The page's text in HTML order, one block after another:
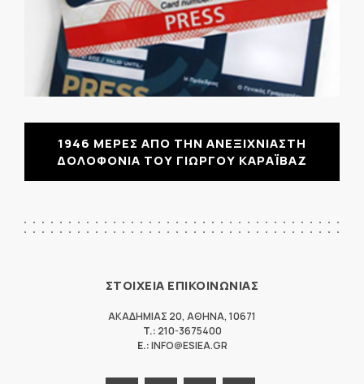
1946 ΜΕΡΕΣ ΑΠΟ ΤΗΝ ΑΝΕΞΙΧΝΙΑΣΤΗ
ΔΟΛΟΦΟΝΙΑ ΤΟΥ ΓΙΩΡΓΟΥ ΚΑΡΑΪΒΑΖ
ΣΤΟΙΧΕΙΑ ΕΠΙΚΟΙΝΩΝΙΑΣ
ΑΚΑΔΗΜΙΑΣ 20, ΑΘΗΝΑ, 10671
T.: 210-3675400
E.:INFO@ESIEA.GR